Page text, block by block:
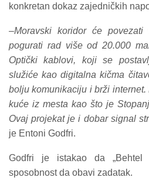
konkretan dokaz zajedničkih
–Moravski koridor će
pogurati rad više od 20.000
Optički kablovi, koji se
služiće kao digitalna kičma
bolju komunikaciju i brži
kuće iz mesta kao što je
Ovaj projekat je i dobar signal
je Entoni Godfri.
Godfri je istakao da
sposobnost da obavi zadatak.